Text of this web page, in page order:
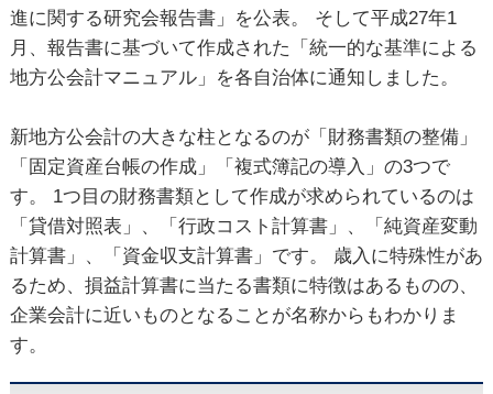
進に関する研究会報告書」を公表。 そして平成27年1
月、報告書に基づいて作成された「統一的な基準による
地方公会計マニュアル」を各自治体に通知しました。
新地方公会計の大きな柱となるのが「財務書類の整備」
「固定資産台帳の作成」「複式簿記の導入」の3つで
す。 1つ目の財務書類として作成が求められているのは
「貸借対照表」、「行政コスト計算書」、「純資産変動
計算書」、「資金収支計算書」です。 歳入に特殊性があ
るため、損益計算書に当たる書類に特徴はあるものの、
企業会計に近いものとなることが名称からもわかりま
す。